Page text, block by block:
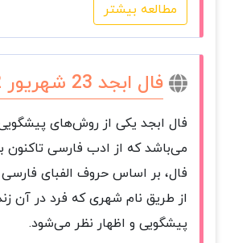
مطالعه بیشتر
فال ابجد 23 شهریور 1402
فال ابجد یکی از روش‌های
می‌باشد که از ادب فارسی تاکنون
فال، بر اساس حروف الفبای
از طریق نام شهری که فرد در آن
پیشگویی و اظهار نظر می‌شود.